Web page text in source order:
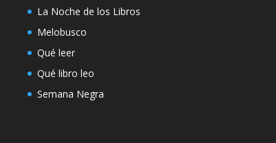
La Noche de los Libros
Melobusco
Qué leer
Qué libro leo
Semana Negra